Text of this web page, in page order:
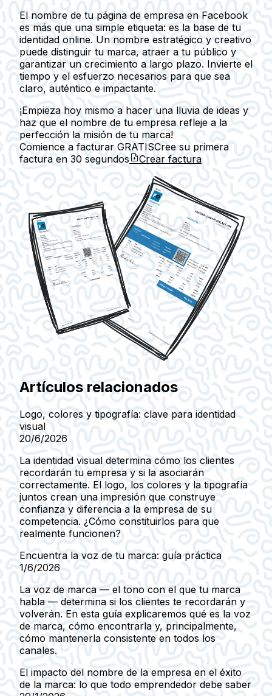
El nombre de tu página de empresa en Facebook
es más que una simple etiqueta: es la base de tu
identidad online. Un nombre estratégico y creativo
puede distinguir tu marca, atraer a tu público y
garantizar un crecimiento a largo plazo. Invierte el
tiempo y el esfuerzo necesarios para que sea
claro, auténtico e impactante.
¡Empieza hoy mismo a hacer una lluvia de ideas y
haz que el nombre de tu empresa refleje a la
perfección la misión de tu marca!
Comience a facturar GRATISCree su primera
factura en 30 segundos Crear factura
Artículos relacionados
Logo, colores y tipografía: clave para identidad
visual
20/6/2026
La identidad visual determina cómo los clientes
recordarán tu empresa y si la asociarán
correctamente. El logo, los colores y la tipografía
juntos crean una impresión que construye
confianza y diferencia a la empresa de su
competencia. ¿Cómo constituirlos para que
realmente funcionen?
Encuentra la voz de tu marca: guía práctica
1/6/2026
La voz de marca — el tono con el que tu marca
habla — determina si los clientes te recordarán y
volverán. En esta guía explicaremos qué es la voz
de marca, cómo encontrarla y, principalmente,
cómo mantenerla consistente en todos los
canales.
El impacto del nombre de la empresa en el éxito
de la marca: lo que todo emprendedor debe saber